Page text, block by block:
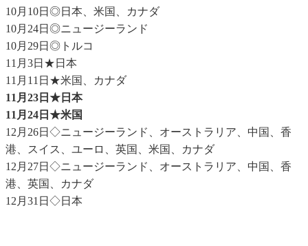
10月10日◎日本、米国、カナダ
10月24日◎ニュージーランド
10月29日◎トルコ
11月3日★日本
11月11日★米国、カナダ
11月23日★日本
11月24日★米国
12月26日◇ニュージーランド、オーストラリア、中国、香
港、スイス、ユーロ、英国、米国、カナダ
12月27日◇ニュージーランド、オーストラリア、中国、香
港、英国、カナダ
12月31日◇日本